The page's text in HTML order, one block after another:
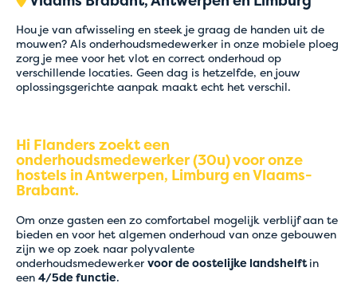
Hou je van afwisseling en steek je graag de handen uit de
mouwen? Als onderhoudsmedewerker in onze mobiele ploeg
zorg je mee voor het vlot en correct onderhoud op
verschillende locaties. Geen dag is hetzelfde, en jouw
oplossingsgerichte aanpak maakt echt het verschil.
Hi Flanders zoekt een
onderhoudsmedewerker (30u) voor onze
hostels in Antwerpen, Limburg en Vlaams-
Brabant.
Om onze gasten een zo comfortabel mogelijk verblijf aan te
bieden en voor het algemen onderhoud van onze gebouwen
zijn we op zoek naar polyvalente
onderhoudsmedewerker voor de oostelijke landshelftin
een 4/5de functie.